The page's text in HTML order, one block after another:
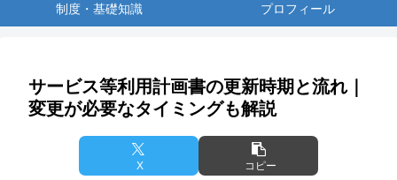
制度・基礎知識 プロフィール
サービス等利用計画書の更新時期と流れ｜
変更が必要なタイミングも解説
X コピー